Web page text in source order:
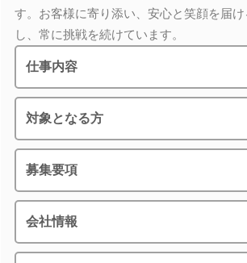
す。お客様に寄り添い、安心と笑顔を届
し、常に挑戦を続けています。
仕事内容
対象となる方
募集要項
会社情報